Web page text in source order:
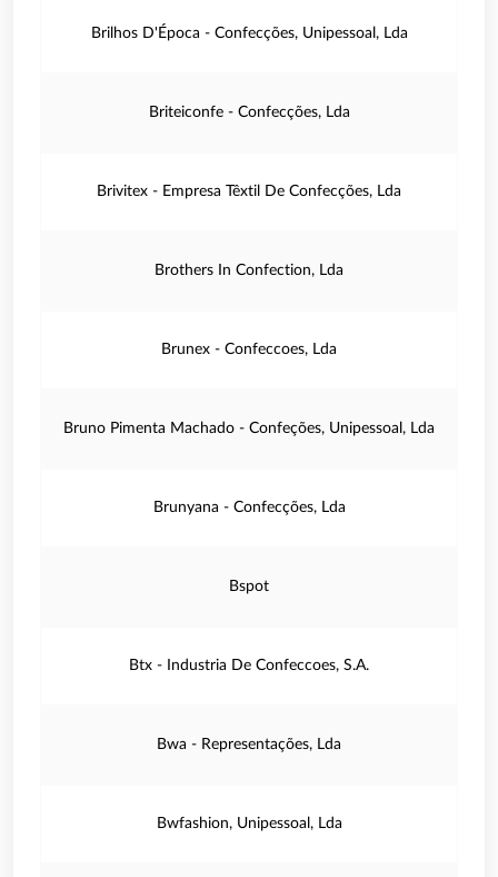
Brilhos D'Época - Confecções, Unipessoal, Lda
Briteiconfe - Confecções, Lda
Brivitex - Empresa Têxtil De Confecções, Lda
Brothers In Confection, Lda
Brunex - Confeccoes, Lda
Bruno Pimenta Machado - Confeções, Unipessoal, Lda
Brunyana - Confecções, Lda
Bspot
Btx - Industria De Confeccoes, S.A.
Bwa - Representações, Lda
Bwfashion, Unipessoal, Lda